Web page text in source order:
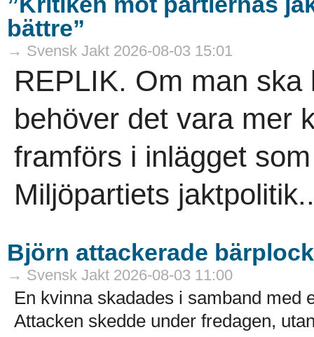
bättre”
→ Svensk Jakt 2026-08-03 15:01
REPLIK. Om man
behöver det vara mer
framförs i inlägget
Miljöpartiets
Björn attackerade
→ Svensk Jakt 2026-08-03 11:00
En kvinna skadades i samband med
Attacken skedde under fredagen,